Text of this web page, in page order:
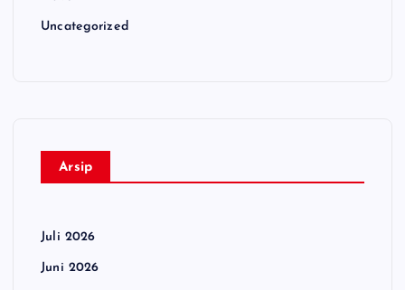
Uncategorized
Arsip
Juli 2026
Juni 2026